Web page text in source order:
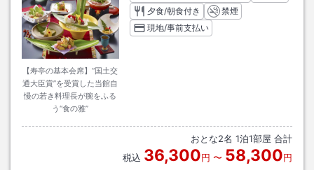
【寿亭の基本会席】“国土交
通大臣賞”を受賞した当館自
慢の若き料理長が腕をふる
う“食の雅”
夕食/朝食付き
禁煙
現地/事前支払い
おとな2名 1泊1部屋 合計
税込 36,300円 〜 58,300円